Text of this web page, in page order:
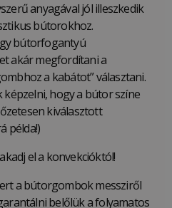
anyagával jól illeszkedik
bútorokhoz.
bútorfogantyú
akár megfordítani a
a kabátot” választani.
képzelni, hogy a bútor színe
kiválasztott
példa!)
el a konvekcióktól!
a bútorgombok messziről
belőlük a folyamatos